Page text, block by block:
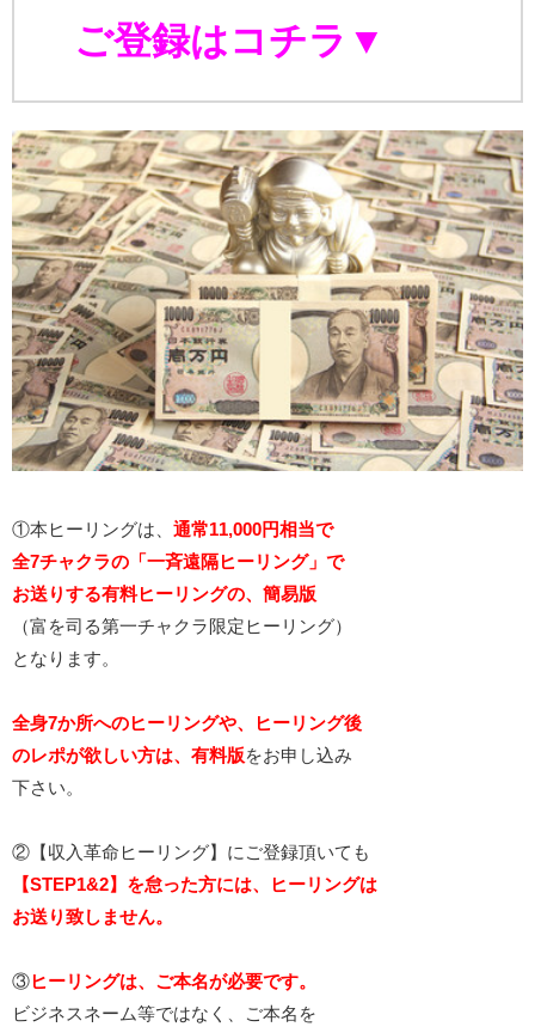
ご登録はコチラ▼
①本ヒーリングは、 通常11,000円相当で
全7チャクラの「一斉遠隔ヒーリング」で
お送りする有料ヒーリングの、簡易版
（富を司る第一チャクラ限定ヒーリング）
となります。
全身7か所へのヒーリングや、ヒーリング後
のレポが欲しい方は、有料版をお申し込み
下さい。
②【収入革命ヒーリング】にご登録頂いても
【STEP1&2】を怠った方には、ヒーリングは
お送り致しません。
③ヒーリングは、ご本名が必要です。
ビジネスネーム等ではなく、ご本名を